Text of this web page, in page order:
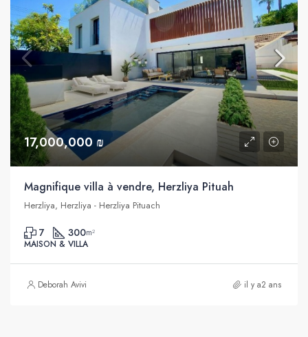
17,000,000 ₪
Magnifique villa à vendre, Herzliya Pituah
Herzliya, Herzliya - Herzliya Pituach
7 300m²
MAISON & VILLA
Deborah Avivi il y a2 ans